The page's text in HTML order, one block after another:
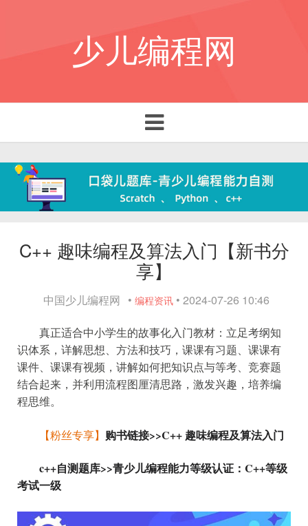
少儿编程网
Toggle navigation
C++ 趣味编程及算法入门【新书分
享】
中国少儿编程网 • 编程资讯 • 2024-07-26 10:46
真正适合中小学生的故事化入门教材：立足考纲知
识体系，详解思想、方法和技巧，课课有习题、课课有
课件、课课有视频，讲解如何把知识点与等考、竞赛题
结合起来，并利用流程图厘清思路，激发兴趣，培养编
程思维。
【粉丝专享】 购书链接>>C++ 趣味编程及算法入门
c++自测题库>>青少儿编程能力等级认证：C++等级
考试一级